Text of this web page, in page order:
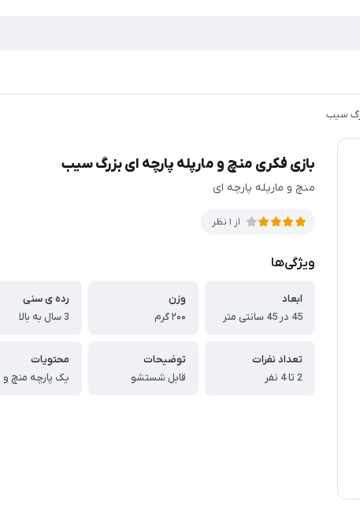
سيب
بازی فکری منچ و مارپله پارچه ای بزرگ سيب
منچ و مارپله پارچه ای
از 1 نظر
ویژگی‌ها
ابعاد
45 در 45 سانتی متر
وزن
۲۰۰ گرم
رده ی سنی
3 سال به بالا
تعداد نفرات
2 تا 4 نفر
توضیحات
قابل شستشو
محتویات